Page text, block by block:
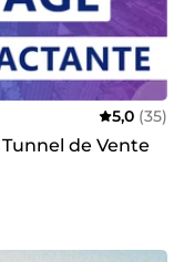
5,0 (35)
de Vente